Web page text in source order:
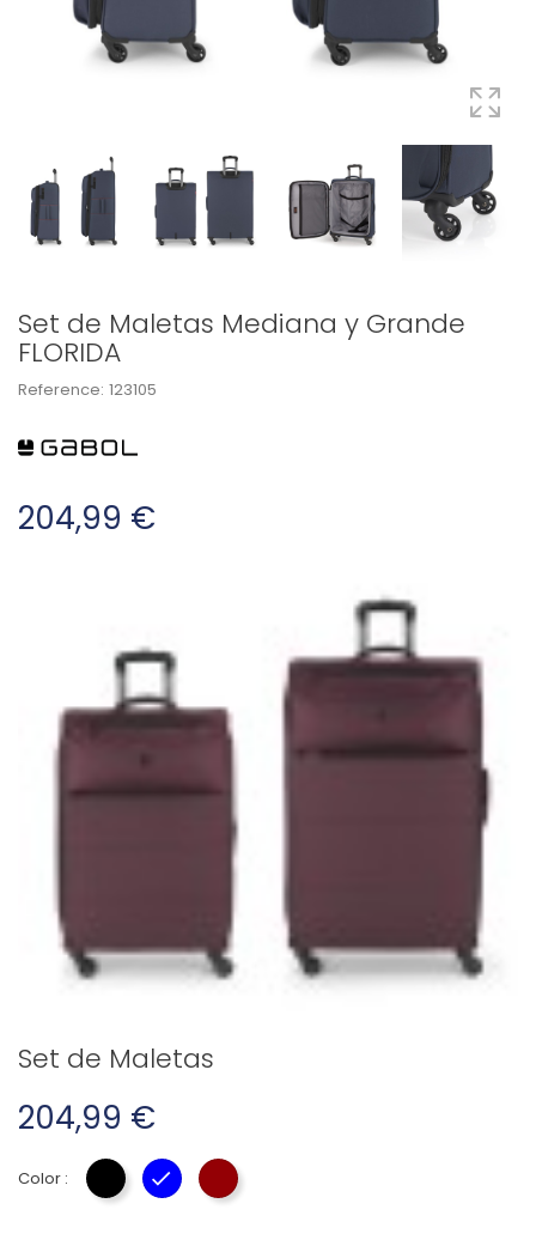
Set de Maletas Mediana y Grande
FLORIDA
Reference: 123105
204,99 €
Set de Maletas
204,99 €
Color : NEGRO AZUL GRANATE